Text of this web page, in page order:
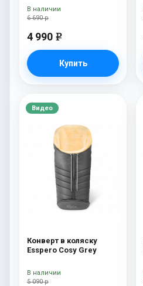
6 690 р
4 990 e
Купить
В наличии
Видео
Конверт в коляску
Esspero Cosy Grey
5 090 р
В наличии